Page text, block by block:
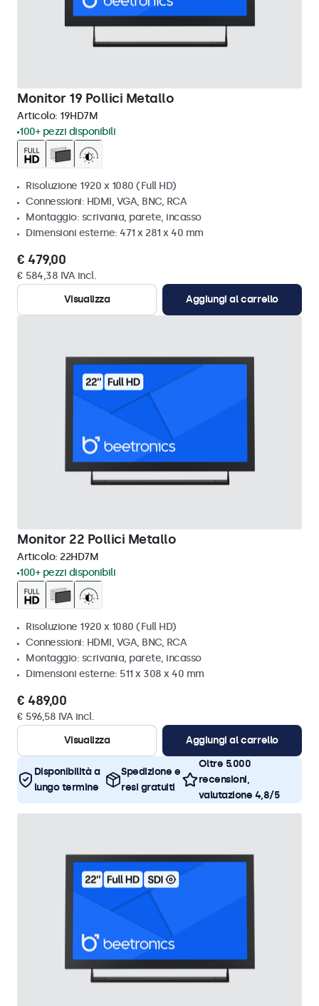
Monitor 19 Pollici Metallo
Articolo: 19HD7M
100+ pezzi disponibili
Risoluzione 1920 x 1080 (Full HD)
Connessioni: HDMI, VGA, BNC, RCA
Montaggio: scrivania, parete, incasso
Dimensioni esterne: 471 x 281 x 40 mm
€ 479,00
€ 584,38 IVA incl.
Visualizza
Aggiungi al carrello
Monitor 22 Pollici Metallo
Articolo: 22HD7M
100+ pezzi disponibili
Risoluzione 1920 x 1080 (Full HD)
Connessioni: HDMI, VGA, BNC, RCA
Montaggio: scrivania, parete, incasso
Dimensioni esterne: 511 x 308 x 40 mm
€ 489,00
€ 596,58 IVA incl.
Visualizza
Aggiungi al carrello
Disponibilità a
lungo termine
Spedizione e
resi gratuiti
Oltre 5.000
recensioni,
valutazione 4,8/5